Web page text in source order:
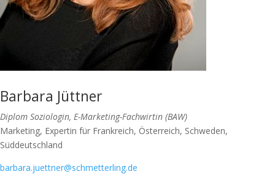
Barbara Jüttner
Diplom Soziologin, E-Marketing-Fachwirtin (BAW)
Marketing, Expertin für Frankreich, Österreich, Schweden,
Süddeutschland
barbara.juettner@schmetterling.de